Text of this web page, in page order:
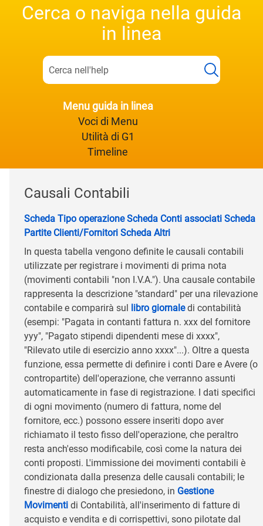
Cerca o naviga nella guida
in linea
Menu guida in linea
Voci di Menu
Utilità di G1
Timeline
Causali Contabili
Scheda Tipo operazione Scheda Conti associati Scheda
Partite Clienti/Fornitori Scheda Altri
In questa tabella vengono definite le causali contabili
utilizzate per registrare i movimenti di prima nota
(movimenti contabili "non I.V.A."). Una causale contabile
rappresenta la descrizione "standard" per una rilevazione
contabile e comparirà sul libro giornaledi contabilità
(esempi: "Pagata in contanti fattura n. xxx del fornitore
yyy", "Pagato stipendi dipendenti mese di xxxx",
"Rilevato utile di esercizio anno xxxx"...). Oltre a questa
funzione, essa permette di definire i conti Dare e Avere (o
contropartite) dell'operazione, che verranno assunti
automaticamente in fase di registrazione. I dati specifici
di ogni movimento (numero di fattura, nome del
fornitore, ecc.) possono essere inseriti dopo aver
richiamato il testo fisso dell'operazione, che peraltro
resta anch'esso modificabile, così come la natura dei
conti proposti. L'immissione dei movimenti contabili è
condizionata dalla presenza delle causali contabili; le
finestre di dialogo che presiedono, in Gestione
Movimenti di Contabilità, all'inserimento di fatture di
acquisto e vendita e di corrispettivi, sono pilotate dal